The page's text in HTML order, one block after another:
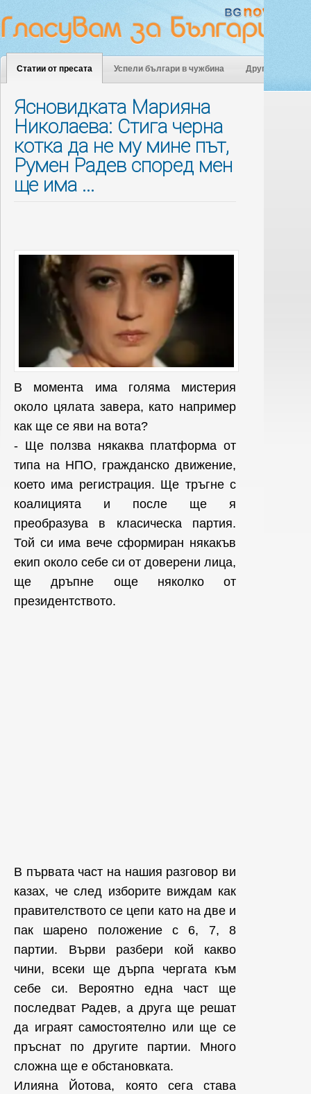
Статии от пресата Успели българи в чужбина Други
Ясновидката Марияна
Николаева: Стига черна
котка да не му мине път,
Румен Радев според мен
ще има ...
В момента има голяма мистерия
около цялата завера, като например
как ще се яви на вота?
- Ще ползва някаква платформа от
типа на НПО, гражданско движение,
което има регистрация. Ще тръгне с
коалицията и после ще я
преобразува в класическа партия.
Той си има вече сформиран някакъв
екип около себе си от доверени лица,
ще дръпне още няколко от
президентството.
В първата част на нашия разговор ви
казах, че след изборите виждам как
правителството се цепи като на две и
пак шарено положение с 6, 7, 8
партии. Върви разбери кой какво
чини, всеки ще дърпа чергата към
себе си. Вероятно една част ще
последват Радев, а друга ще решат
да играят самостоятелно или ще се
пръснат по другите партии. Много
сложна ще е обстановката.
Илияна Йотова, която сега става